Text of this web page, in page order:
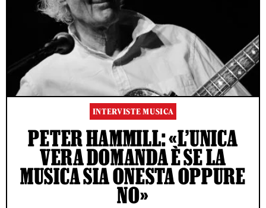
INTERVISTE MUSICA
PETER HAMMILL: «L’UNICA
VERA DOMANDA È SE LA
MUSICA SIA ONESTA OPPURE
NO»